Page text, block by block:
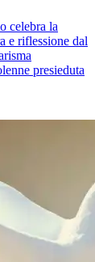
celebra la
e riflessione dal
presieduta